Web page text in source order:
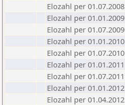
Elozahl per 01.07.2008
Elozahl per 01.01.2009
Elozahl per 01.07.2009
Elozahl per 01.01.2010
Elozahl per 01.07.2010
Elozahl per 01.01.2011
Elozahl per 01.07.2011
Elozahl per 01.01.2012
Elozahl per 01.04.2012